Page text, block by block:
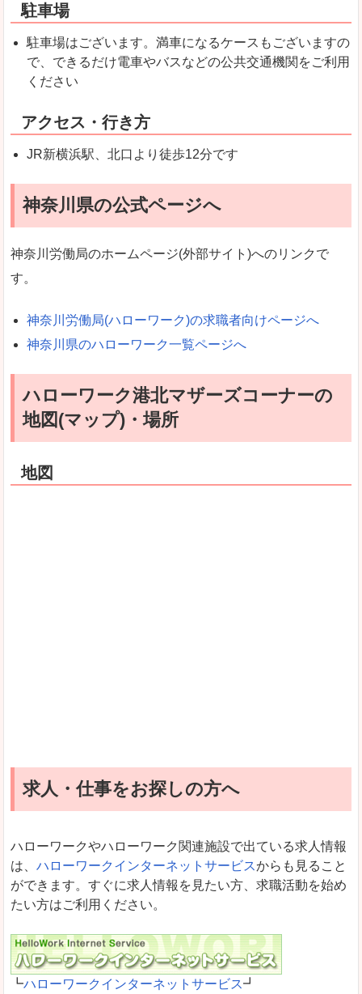
駐車場
駐車場はございます。満車になるケースもございますの
で、できるだけ電車やバスなどの公共交通機関をご利用
ください
アクセス・行き方
JR新横浜駅、北口より徒歩12分です
神奈川県の公式ページへ
神奈川労働局のホームページ(外部サイト)へのリンクで
す。
神奈川労働局(ハローワーク)の求職者向けページへ
神奈川県のハローワーク一覧ページへ
ハローワーク港北マザーズコーナーの
地図(マップ)・場所
地図
求人・仕事をお探しの方へ
ハローワークやハローワーク関連施設で出ている求人情報
は、 ハローワークインターネットサービスからも見ること
ができます。すぐに求人情報を見たい方、求職活動を始め
たい方はご利用ください。
┗ハローワークインターネットサービス┛